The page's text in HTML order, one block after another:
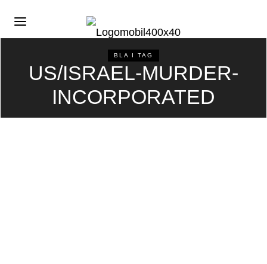
BLA I TAG
US/ISRAEL-MURDER-
INCORPORATED